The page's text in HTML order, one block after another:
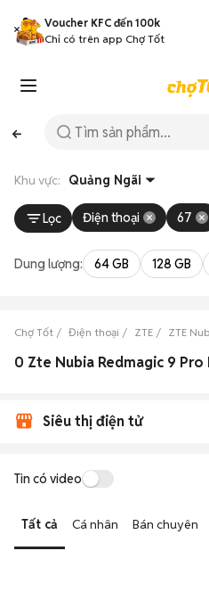
Voucher KFC đến 100k
Chỉ có trên app Chợ Tốt
Khu vực: Quảng Ngãi
Lọc Điện thoại 67
Dung lượng: 64 GB 128 GB
Chợ Tốt Điện thoại ZTE ZTE
0 Zte Nubia Redmagic 9 Pro
Siêu thị điện tử
Tin có video
Tất cả Cá nhân Bán chuyên